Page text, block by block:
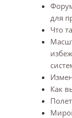
для
Что
Как